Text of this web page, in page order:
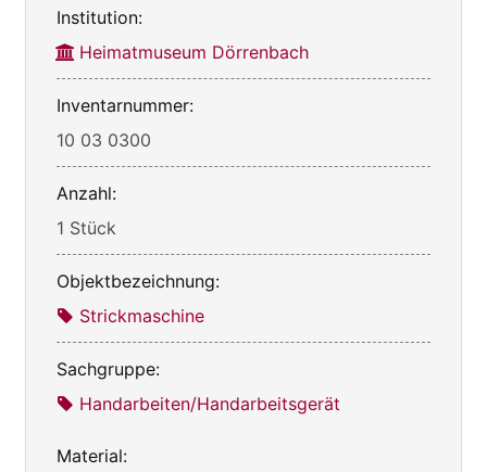
Institution:
Heimatmuseum Dörrenbach
Inventarnummer:
10 03 0300
Anzahl:
1 Stück
Objektbezeichnung:
Strickmaschine
Sachgruppe:
Handarbeiten/Handarbeitsgerät
Material: